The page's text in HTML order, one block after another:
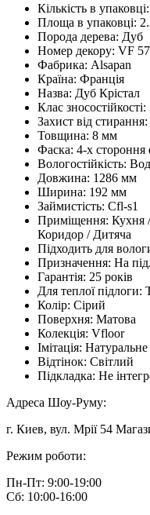
Кількість в упаковці:
Площа в упаковці:
Порода дерева: Дуб
Номер декору: VF
Фабрика: Alsapan
Країна: Франція
Назва: Дуб Крістал
Клас зносостійкості:
Захист від стирання:
Товщина: 8 мм
Фаска: 4-х стороння
Вологостійкість:
Довжина: 1286 мм
Ширина: 192 мм
Займистість: Cfl-s1
Приміщення: Кухня
Коридор / Дитяча
Підходить для
Призначення: На
Гарантія: 25 років
Для теплої підлоги:
Колір: Сірий
Поверхня: Матова
Колекція: Vfloor
Імітація: Натуральне
Відтінок: Світлий
Підкладка: Не
Адреса Шоу-Руму:
г. Киев, вул. Мрії 54
Режим роботи:
Пн-Пт: 9:00-19:00
Сб: 10:00-16:00